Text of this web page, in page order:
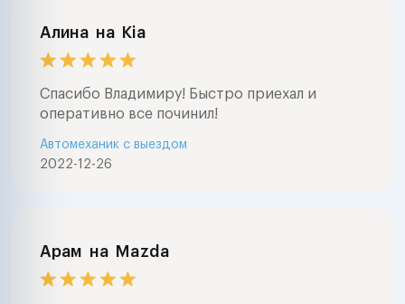
Алина на Kia
Спасибо Владимиру! Быстро приехал и
оперативно все починил!
2022-12-26
Автомеханик с выездом
Арам на Mazda